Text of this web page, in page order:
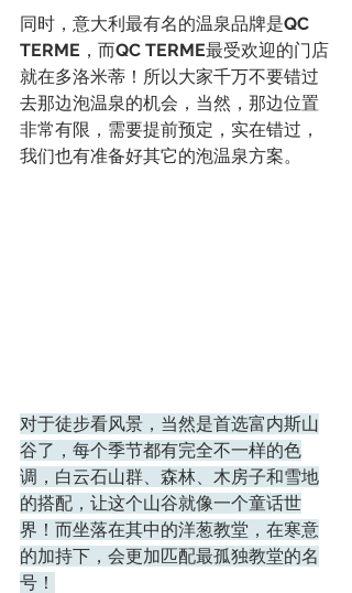
同时，意大利最有名的温泉品牌是QC
TERME ，而QC TERME最受欢迎的门店
就在多洛米蒂！所以大家千万不要错过
去那边泡温泉的机会，当然，那边位置
非常有限，需要提前预定，实在错过，
我们也有准备好其它的泡温泉方案。
对于徒步看风景，当然是首选富内斯山
谷了，每个季节都有完全不一样的色
调，白云石山群、森林、木房子和雪地
的搭配，让这个山谷就像一个童话世
界！而坐落在其中的洋葱教堂，在寒意
的加持下，会更加匹配最孤独教堂的名
号！